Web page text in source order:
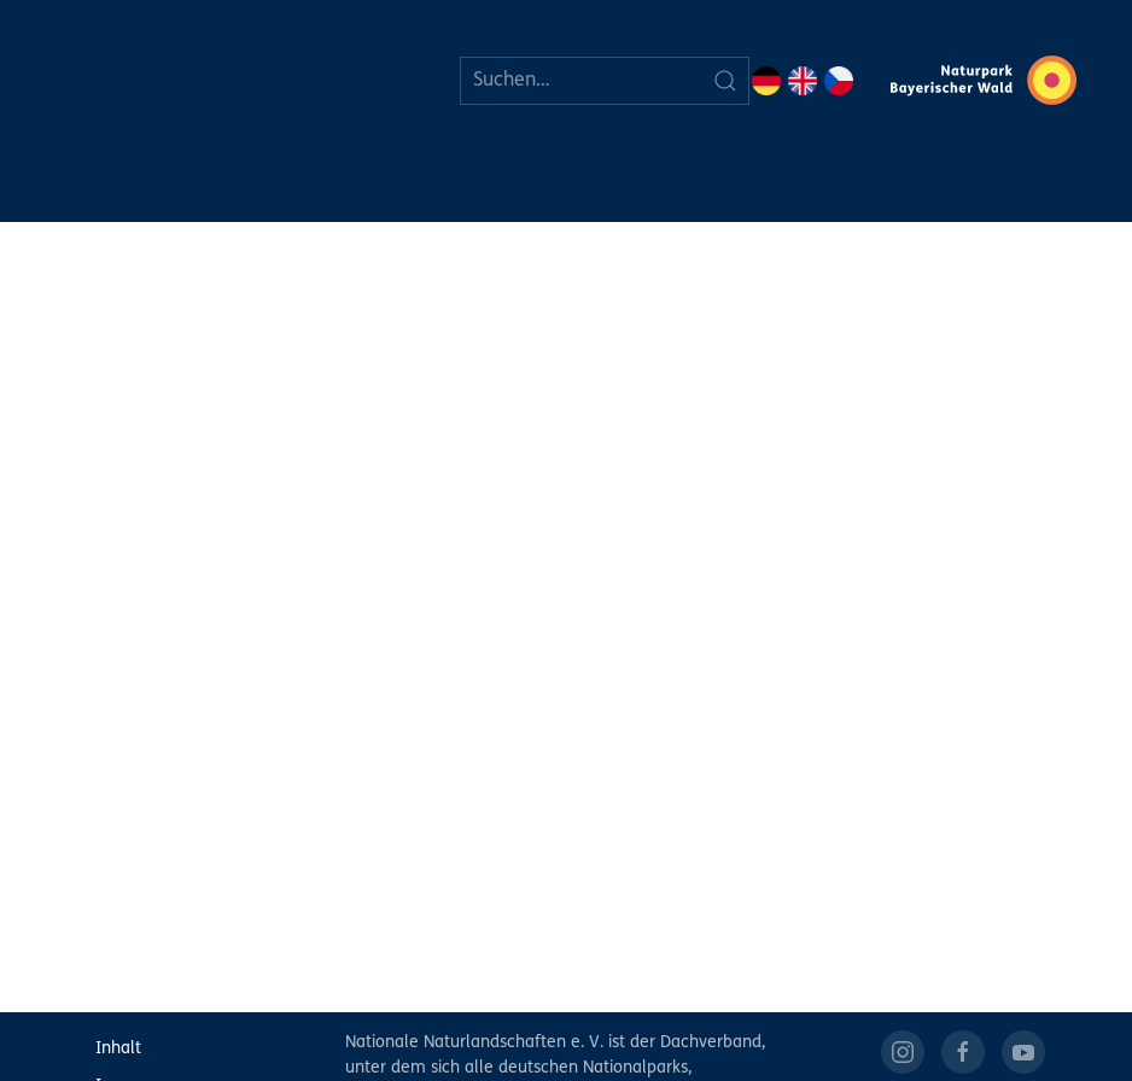
Inhalt
Nationale Naturlandschaften e. V. ist der Dachverband,
unter dem sich alle deutschen Nationalparks,